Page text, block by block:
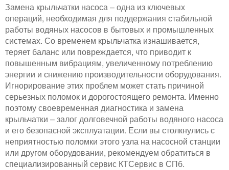
Замена крыльчатки насоса – одна из ключевых
операций, необходимая для поддержания стабильной
работы водяных насосов в бытовых и промышленных
системах. Со временем крыльчатка изнашивается,
теряет баланс или повреждается, что приводит к
повышенным вибрациям, увеличенному потреблению
энергии и снижению производительности оборудования.
Игнорирование этих проблем может стать причиной
серьезных поломок и дорогостоящего ремонта. Именно
поэтому своевременная диагностика и замена
крыльчатки – залог долговечной работы водяного насоса
и его безопасной эксплуатации. Если вы столкнулись с
неприятностью поломки этого узла на насосной станции
или другом оборудовании, рекомендуем обратиться в
специализированный сервис КТСервис в СПб.